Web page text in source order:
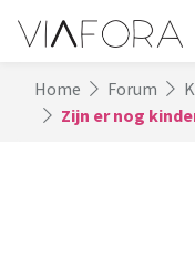
Home Forum
Zijn er nog